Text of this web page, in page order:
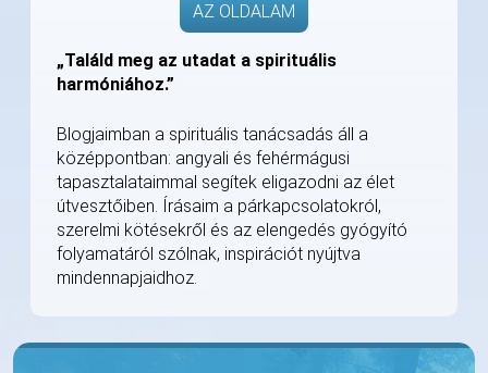
AZ OLDALAM
„Találd meg az utadat a spirituális
harmóniához.”
Blogjaimban a spirituális tanácsadás áll a
középpontban: angyali és fehérmágusi
tapasztalataimmal segítek eligazodni az élet
útvesztőiben. Írásaim a párkapcsolatokról,
szerelmi kötésekről és az elengedés gyógyító
folyamatáról szólnak, inspirációt nyújtva
mindennapjaidhoz.